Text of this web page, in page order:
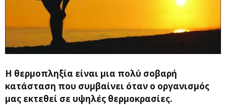
Η θερμοπληξία είναι μια πολύ σοβαρή
κατάσταση που συμβαίνει όταν ο οργανισμός
μας εκτεθεί σε υψηλές θερμοκρασίες.